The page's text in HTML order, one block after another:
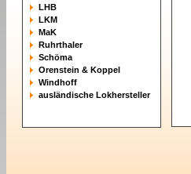
LHB
LKM
MaK
Ruhrthaler
Schöma
Orenstein & Koppel
Windhoff
ausländische Lokhersteller